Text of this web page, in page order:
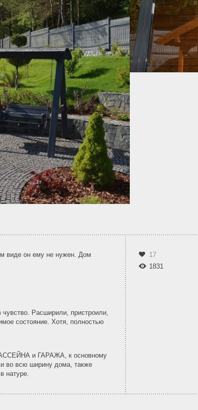
виде он ему не нужен. Дом
Расширили, пристроили,
состояние. Хотя, полностью
и ГАРАЖА, к основному
всю ширину дома, также
натуре.
17
1831